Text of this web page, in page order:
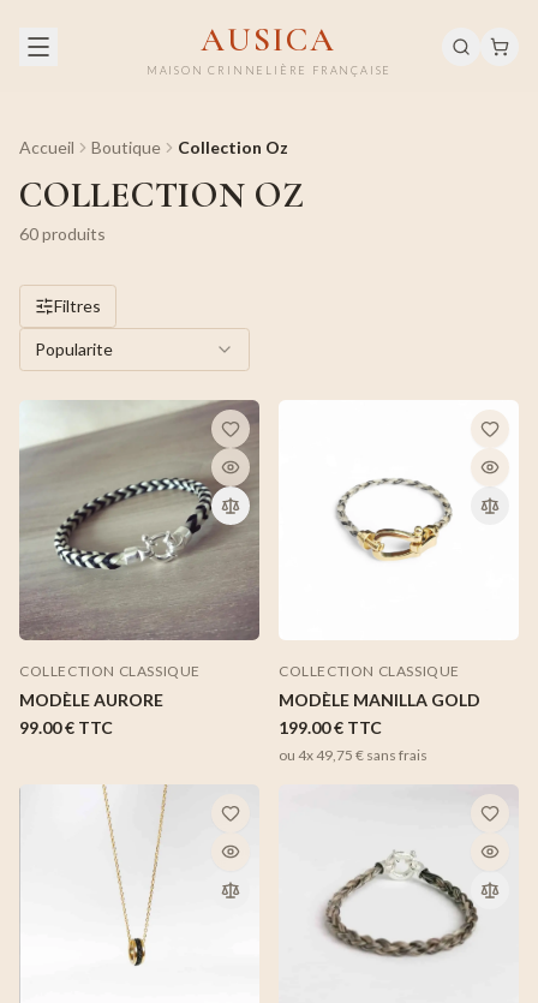
AUSICA
MAISON CRINNELIÈRE FRANÇAISE
Accueil Boutique Collection Oz
COLLECTION OZ
60produits
Filtres
Popularite
COLLECTION CLASSIQUE
MODÈLE AURORE
99.00 € TTC
COLLECTION CLASSIQUE
MODÈLE MANILLA GOLD
199.00 € TTC
ou 4x49,75 € sans frais